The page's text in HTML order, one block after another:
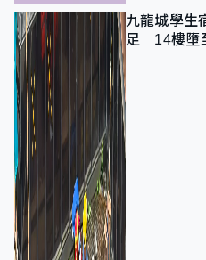
九龍城學生
足 14樓墮